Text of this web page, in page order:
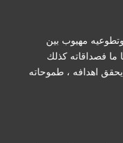
مهيوب بين
فصداقاته كذلك
اهدافه ، طموحاته